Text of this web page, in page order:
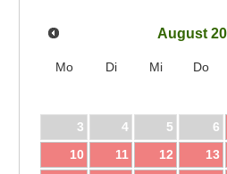
August
Mo Di Mi Do
3
4 5 6
10
11 12 13